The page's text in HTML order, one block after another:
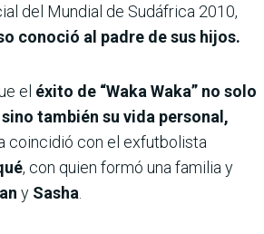
del Mundial de Sudáfrica 2010,
conoció al padre de sus hijos.
el éxito de “Waka Waka” no solo
también su vida personal,
coincidió con el exfutbolista
, con quien formó una familia y
y Sasha